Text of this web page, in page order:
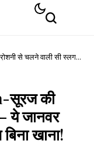
से चलने वाली सी स्लग –
सूरज की
ये जानवर
खाना!